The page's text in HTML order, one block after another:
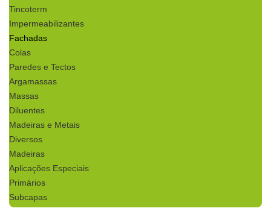
Tincoterm
Impermeabilizantes
Fachadas
Colas
Paredes e Tectos
Argamassas
Massas
Diluentes
Madeiras e Metais
Diversos
Madeiras
Aplicações Especiais
Primários
Subcapas